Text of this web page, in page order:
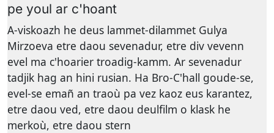
pe youl ar c'hoant
A-viskoazh he deus lammet-dilammet Gulya
Mirzoeva etre daou sevenadur, etre div vevenn
evel ma c'hoarier troadig-kamm. Ar sevenadur
tadjik hag an hini rusian. Ha Bro-C'hall goude-se,
evel-se emañ an traoù pa vez kaoz eus karantez,
etre daou ved, etre daou deulfilm o klask he
merkoù, etre daou stern